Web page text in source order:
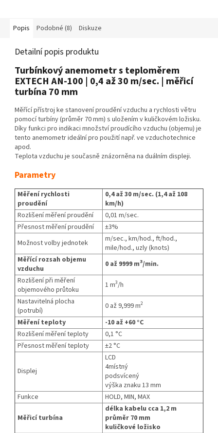
Popis Podobné (8) Diskuze
Detailní popis produktu
Turbínkový anemometr s teploměrem
EXTECH AN-100 | 0,4 až 30 m/sec. | měřicí
turbína 70 mm
Měřící přístroj ke stanovení proudění vzduchu a rychlosti větru
pomocí turbíny (průměr 70 mm) s uložením v kuličkovém ložisku.
Díky funkci pro indikaci množství proudícího vzduchu (objemu) je
tento anemometr ideální pro použití např. ve vzduchotechnice
apod.
Teplota vzduchu je současně znázorněna na duálním displeji.
Parametry
Měření rychlosti
proudění
0,4 až 30 m/sec. (1,4 až 108
km/h)
Rozlišení měření proudění
0,01 m/sec.
Přesnost měření proudění
±3%
Možnost volby jednotek
m/sec., km/hod., ft/hod.,
mile/hod., uzly (knots)
Měřící rozsah objemu
vzduchu
0 až 9999 m3/min.
Rozlišení při měření
objemového průtoku
1 m3/h
Nastavitelná plocha
(potrubí)
0 až 9,999 m2
Měření teploty
-10 až +60 °C
Rozlišení měření teploty
0,1 °C
Přesnost měření teploty
±2 °C
Displej
LCD
4místný
podsvícený
výška znaku 13 mm
Funkce
HOLD, MIN, MAX
Měřicí turbína
délka kabelu cca 1,2 m
průměr 70 mm
kuličkové ložisko